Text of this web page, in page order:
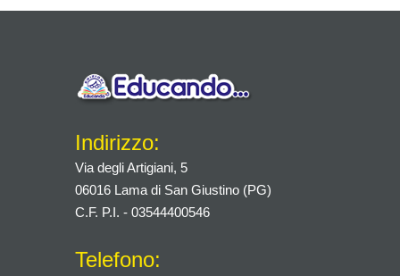
Indirizzo:
Via degli Artigiani, 5
06016 Lama di San Giustino (PG)
C.F. P.I. - 03544400546
Telefono: